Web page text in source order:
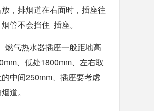
，排烟道在右面时，插座往
管不会挡住 插座。
燃气热水器插座一般距地高
、低处1800mm、左右取
中间250mm、插座要考虑
道。